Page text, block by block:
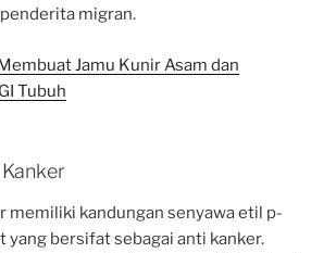
migran.
Jamu Kunir Asam dan
Tubuh
memiliki kandungan senyawa etil p-
yang bersifat sebagai anti kanker.